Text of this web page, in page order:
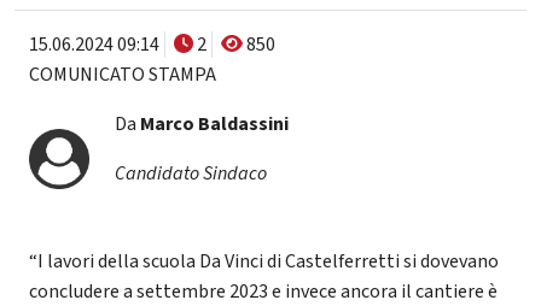
15.06.2024 09:14 2
850
COMUNICATO STAMPA
Da Marco Baldassini
Candidato Sindaco
“I lavori della scuola Da Vinci di Castelferretti si dovevano
concludere a settembre 2023 e invece ancora il cantiere è